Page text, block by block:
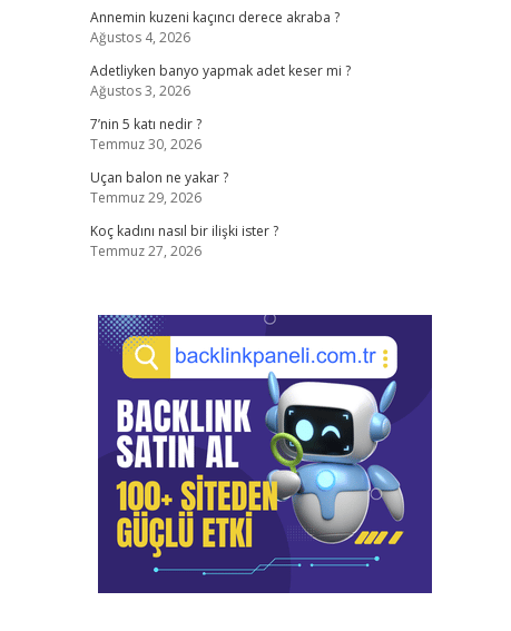
Annemin kuzeni kaçıncı derece akraba ?
Ağustos 4, 2026
Adetliyken banyo yapmak adet keser mi ?
Ağustos 3, 2026
7’nin 5 katı nedir ?
Temmuz 30, 2026
Uçan balon ne yakar ?
Temmuz 29, 2026
Koç kadını nasıl bir ilişki ister ?
Temmuz 27, 2026